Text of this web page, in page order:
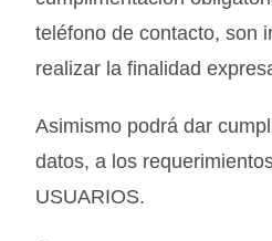
teléfono de contacto, son
realizar la finalidad
Asimismo podrá dar
datos, a los
USUARIOS.